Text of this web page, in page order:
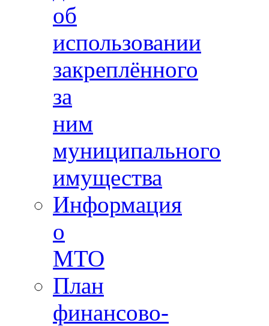
об
использовании
закреплённого
за
ним
муниципального
имущества
Информация
о
МТО
План
финансово-